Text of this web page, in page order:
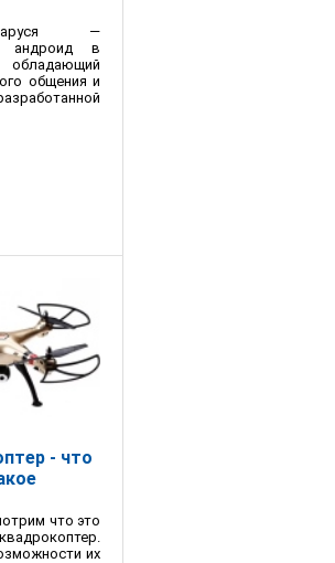
—
андроид в
общения и
- что
что это
их